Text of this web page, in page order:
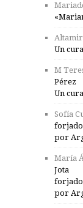
Un
M
Pérez
Un
Sofía
forjado
por
María
Jota
forjado
por